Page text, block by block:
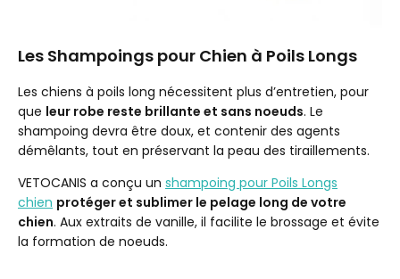
Les Shampoings pour Chien à Poils Longs
Les chiens à poils long nécessitent plus d’entretien, pour
que leur robe reste brillante et sans noeuds. Le
shampoing devra être doux, et contenir des agents
démêlants, tout en préservant la peau des tiraillements.
VETOCANIS a conçu un shampoing pour Poils Longs
chien protéger et sublimer le pelage long de votre
chien. Aux extraits de vanille, il facilite le brossage et évite
la formation de noeuds.